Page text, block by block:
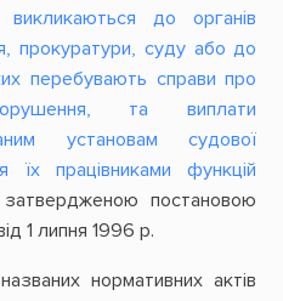
до органів
прокуратури, суду або до
перебувають справи про
та виплати
установам судової
їх працівниками функцій
постановою
1 липня 1996 р.
нормативних актів